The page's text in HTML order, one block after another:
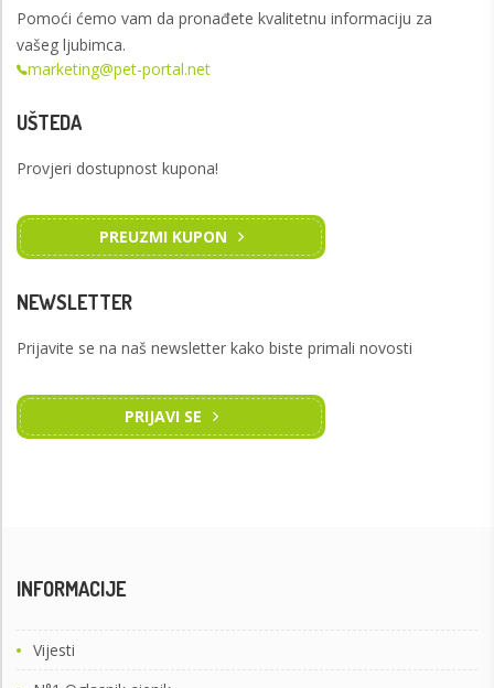
Pomoći ćemo vam da pronađete kvalitetnu informaciju za
vašeg ljubimca.
marketing@pet-portal.net
UŠTEDA
Provjeri dostupnost kupona!
PREUZMI KUPON
NEWSLETTER
Prijavite se na naš newsletter kako biste primali novosti
PRIJAVI SE
INFORMACIJE
Vijesti